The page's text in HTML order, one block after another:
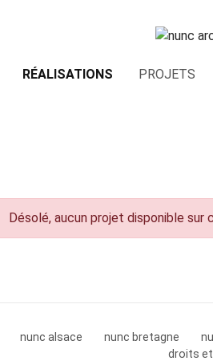
RÉALISATIONS PROJETS
Désolé, aucun projet disponible
nunc alsace nunc bretagne
droits